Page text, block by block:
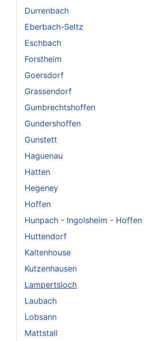
Durrenbach
Eberbach-Seltz
Eschbach
Forstheim
Goersdorf
Grassendorf
Gumbrechtshoffen
Gundershoffen
Gunstett
Haguenau
Hatten
Hegeney
Hoffen
Hunpach - Ingolsheim - Hoffen
Huttendorf
Kaltenhouse
Kutzenhausen
Lampertsloch
Laubach
Lobsann
Mattstall